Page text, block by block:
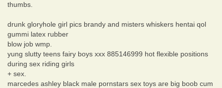
thumbs.
drunk gloryhole girl pics brandy and misters whiskers hentai qol
gummi latex rubber
blow job wmp.
yung slutty teens fairy boys xxx 885146999 hot flexible positions
during sex riding girls
+ sex.
marcedes ashley black male pornstars sex toys are big boob cum